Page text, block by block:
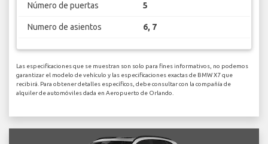
Número de puertas 5
Numero de asientos 6, 7
Las especificaciones que se muestran son solo para fines informativos, no podemos
garantizar el modelo de vehículo y las especificaciones exactas de BMW X7 que
recibirá. Para obtener detalles específicos, debe consultar con la compañía de
alquiler de automóviles dada en Aeropuerto de Orlando.